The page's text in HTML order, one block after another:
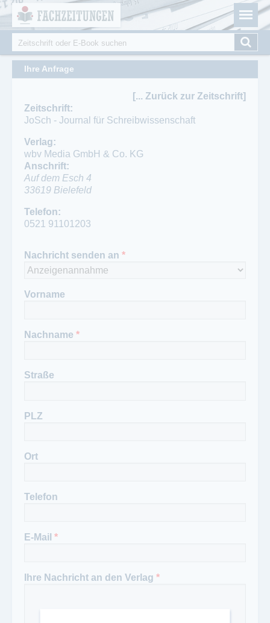
Fachzeitungen.de - Das unabhängige Portal für
Fachmagazine Fachpublikationen & eBooks
Suchformular
Suche
Ihre Anfrage
[... Zurück zur Zeitschrift]
Zeitschrift:
JoSch - Journal für Schreibwissenschaft
Verlag:
wbv Media GmbH & Co. KG
Anschrift:
Auf dem Esch 4
33619 Bielefeld
Telefon:
0521/91101-12
Telefon:
0521 91101203
Dalessandro, Nicole Mackus
Nachricht senden an *
Vorname
Nachname *
Straße
PLZ
Ort
Telefon
E-Mail *
Ihre Nachricht an den Verlag *
Cookie-Einstellungen